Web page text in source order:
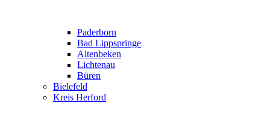
Paderborn
Bad Lippspringe
Altenbeken
Lichtenau
Büren
Bielefeld
Kreis Herford